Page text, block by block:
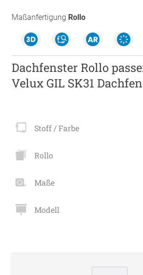
Maßanfertigung Rollo
Dachfenster Rollo
Velux GIL SK31
Stoff / Farbe
Rollo
Maße
Modell